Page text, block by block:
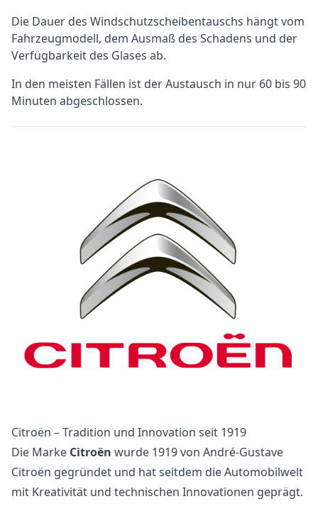
Die Dauer des Windschutzscheibentauschs hängt vom
Fahrzeugmodell, dem Ausmaß des Schadens und der
Verfügbarkeit des Glases ab.
In den meisten Fällen ist der Austausch in nur 60 bis 90
Minuten abgeschlossen.
Citroën – Tradition und Innovation seit 1919
Die Marke Citroën wurde 1919 von André-Gustave
Citroën gegründet und hat seitdem die Automobilwelt
mit Kreativität und technischen Innovationen geprägt.